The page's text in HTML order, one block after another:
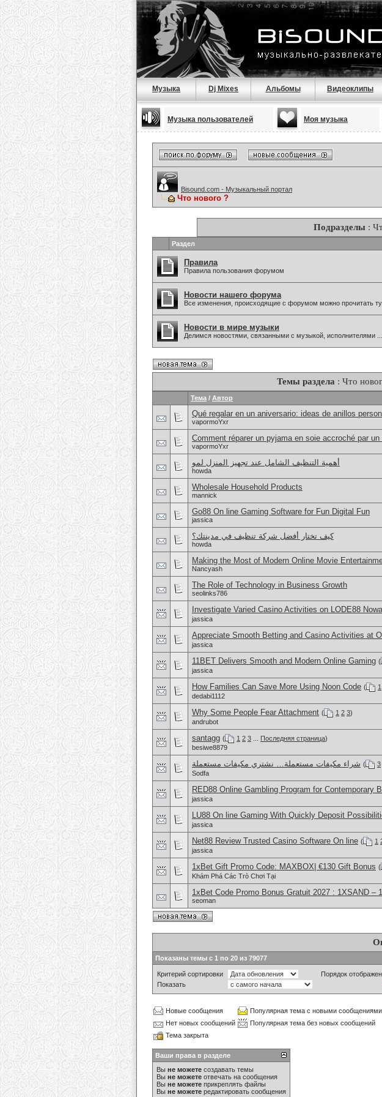
Музыка Dj Mixes Альбомы Видеоклипы
Музыка пользователей Моя музыка
Bisound.com - Музыкальный портал
Что нового ?
Подразделы:
Раздел
Правила
Правила пользования форумом
Новости нашего форума
Все изменения, происходящие с форумом можно прочитать
Новости в мире музыки
Делимся новостями, связанными с музыкой, исполнителями ...
Темы раздела : Что
Тема / Автор
Qué regalar en un aniversario: ideas de anillos
vapormoYxr
Comment réparer un pyjama en soie accroché par un
vapormoYxr
أهمية التنظيف الشامل عند تجهيز المنزل لمو
howda
Wholesale Household Products
mannick
Go88 On line Gaming Software for Fun Digital Fun
jassica
كيف تختار أفضل شركة تنظيف في مدينتك؟
howda
Making the Most of Modern Online Movie
Nancyash
The Role of Technology in Business Growth
seolinks786
Investigate Varied Casino Activities on LODE88
jassica
Appreciate Smooth Betting and Casino Activities at
jassica
11BET Delivers Smooth and Modern Online Gaming (
jassica
How Families Can Save More Using Noon Code ( 1
dedabi1112
Why Some People Fear Attachment ( 1 2 3)
andrubot
santagg ( 1 2 3 Последняя страница)
besiwe8879
شراء مكيفات مستعملة… نشتري مكيفات مستعملة ( 3
Sodfa
RED88 Online Gambling Program for Contemporary
jassica
LU88 On line Gaming With Quickly Deposit
jassica
Net88 Review Trusted Casino Software On line ( 1
jassica
1xBet Gift Promo Code: MAXBOX| €130 Gift Bonus (
Khám Phá Các Trò Chơi Tại
1xBet Code Promo Bonus Gratuit 2027 : 1XSAND –
seoman
Показаны темы с 1 по 20 из 79077
Критерий сортировки
Порядок
Показать
Новые сообщения
Популярная тема с новыми сообщениями
Нет новых сообщений
Популярная тема без новых сообщений
Тема закрыта
Ваши права в разделе
Вы не можете создавать темы
Вы не можете отвечать на сообщения
Вы не можете прикреплять файлы
Вы не можете редактировать сообщения